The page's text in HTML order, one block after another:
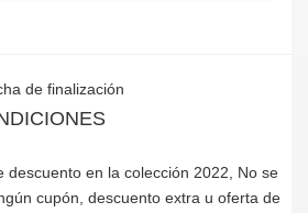
de finalización
descuento en la colección 2022, No se
cupón, descuento extra u oferta de